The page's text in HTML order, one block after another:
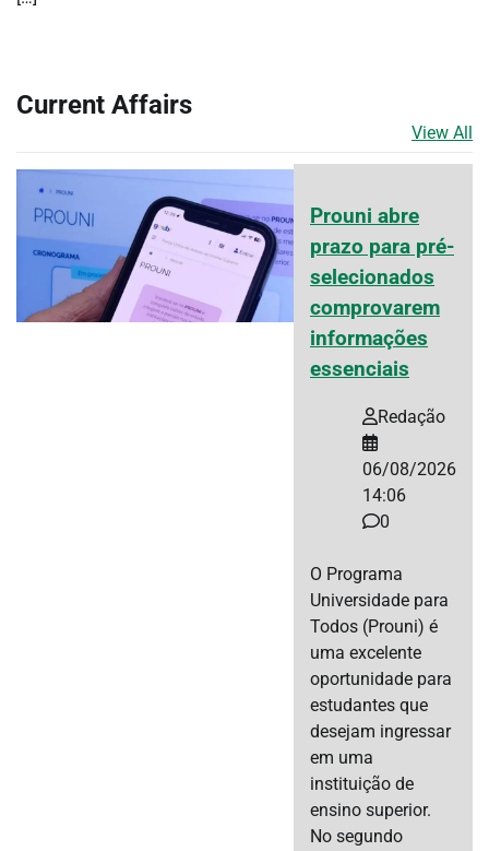
Current Affairs
View All
Prouni abre
prazo para pré-
selecionados
comprovarem
informações
essenciais
Redação
06/08/2026
14:06
0
O Programa
Universidade para
Todos (Prouni) é
uma excelente
oportunidade para
estudantes que
desejam ingressar
em uma
instituição de
ensino superior.
No segundo